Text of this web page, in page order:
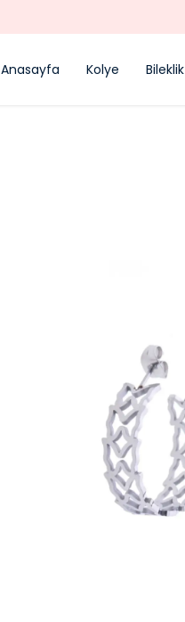
Anasayfa Kolye Bileklik